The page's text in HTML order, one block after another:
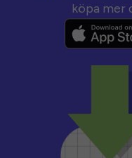
köpa mer